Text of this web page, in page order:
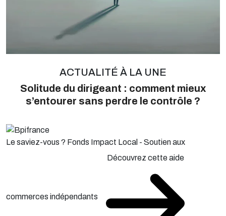
ACTUALITÉ À LA UNE
Solitude du dirigeant : comment mieux
s’entourer sans perdre le contrôle ?
Le saviez-vous ? Fonds Impact Local - Soutien aux
commerces indépendants
Découvrez cette aide